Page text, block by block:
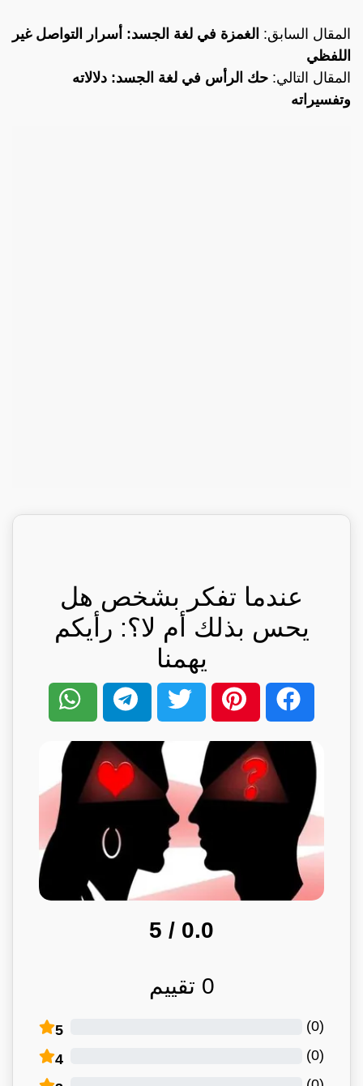
المقال السابق: الغمزة في لغة الجسد: أسرار التواصل غير
اللفظي
المقال التالي: حك الرأس في لغة الجسد: دلالاته
وتفسيراته
عندما تفكر بشخص هل
يحس بذلك أم لا؟: رأيكم
يهمنا
0.0
/ 5
0 تقييم
5 (
0
)
4 (
0
)